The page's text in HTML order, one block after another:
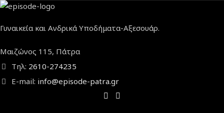
Γυναικεία και Ανδρικά Υποδήματα-Αξεσουάρ.
Μαιζώνος 115, Πάτρα
Τηλ: 2610-274235
E-mail: info@episode-patra.gr